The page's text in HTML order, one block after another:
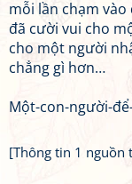
mỗi lần chạm
đã cười vui cho
cho một người
chẳng gì hơn…
Một-con-người-
[Thông tin 1 nguồn